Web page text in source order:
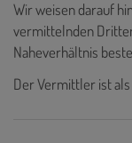
Wir weisen darauf
vermittelnden
Naheverhältnis
Der Vermittler ist